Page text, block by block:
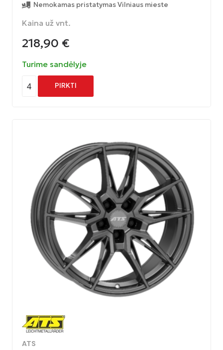
Nemokamas pristatymas Vilniaus mieste
Kaina už vnt.
218,90 €
Turime sandėlyje
4 PIRKTI
ATS